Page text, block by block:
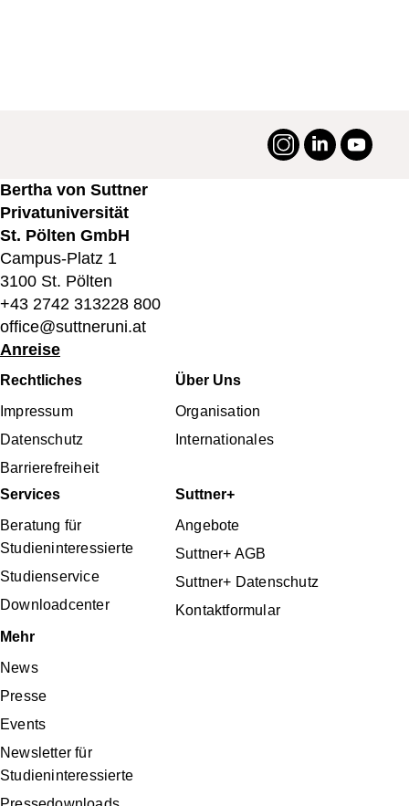
#suttneruni
Instagram
LinkedIn
Bertha von Suttner
Privatuniversität
St. Pölten GmbH
Campus-Platz 1
3100 St. Pölten
+43 2742 313228 800
office@suttneruni.at
Anreise
Fußbereichsmenü
Rechtliches
Impressum
Datenschutz
Barrierefreiheit
Über Uns
Organisation
Internationales
Services
Beratung für
Studieninteressierte
Studienservice
Downloadcenter
Suttner+
Angebote
Suttner+ AGB
Suttner+ Datenschutz
Kontaktformular
Mehr
News
Presse
Events
Newsletter für
Studieninteressierte